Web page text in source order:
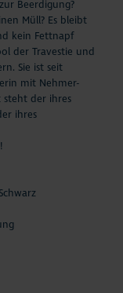
Beerdigung?
Müll? Es bleibt
kein Fettnapf
der Travestie und
Sie ist seit
mit Nehmer-
der ihres
ihres